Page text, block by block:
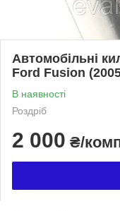
Автомобільні
Ford Fusion
В наявності
Роздріб
2 000 ₴/